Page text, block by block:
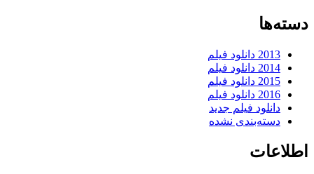
دسته‌ها
2013 دانلود فیلم
2014 دانلود فیلم
2015 دانلود فیلم
2016 دانلود فیلم
دانلود فیلم جدید
دسته‌بندی نشده
اطلاعات